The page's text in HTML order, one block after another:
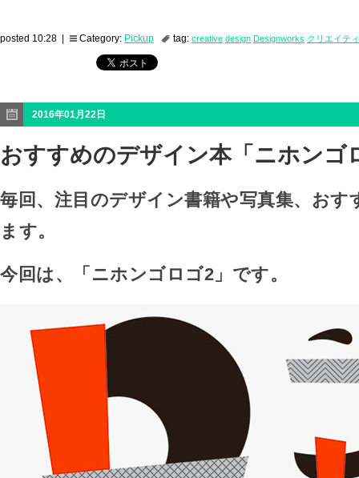
posted 10:28 | Category: Pickup tag: creative design Designworks クリエイテ
2016年01月22日
おすすめのデザイン本「ニホンゴ
毎回、注目のデザイン書籍や写真集、おす
ます。
今回は、「ニホンゴロゴ2」です。